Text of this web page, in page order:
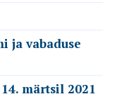
ja vabaduse
märtsil 2021